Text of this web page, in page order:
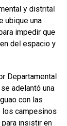
y distrital
ubique una
impedir que
del espacio y
Departamental
adelantó una
con las
los campesinos
insistir en